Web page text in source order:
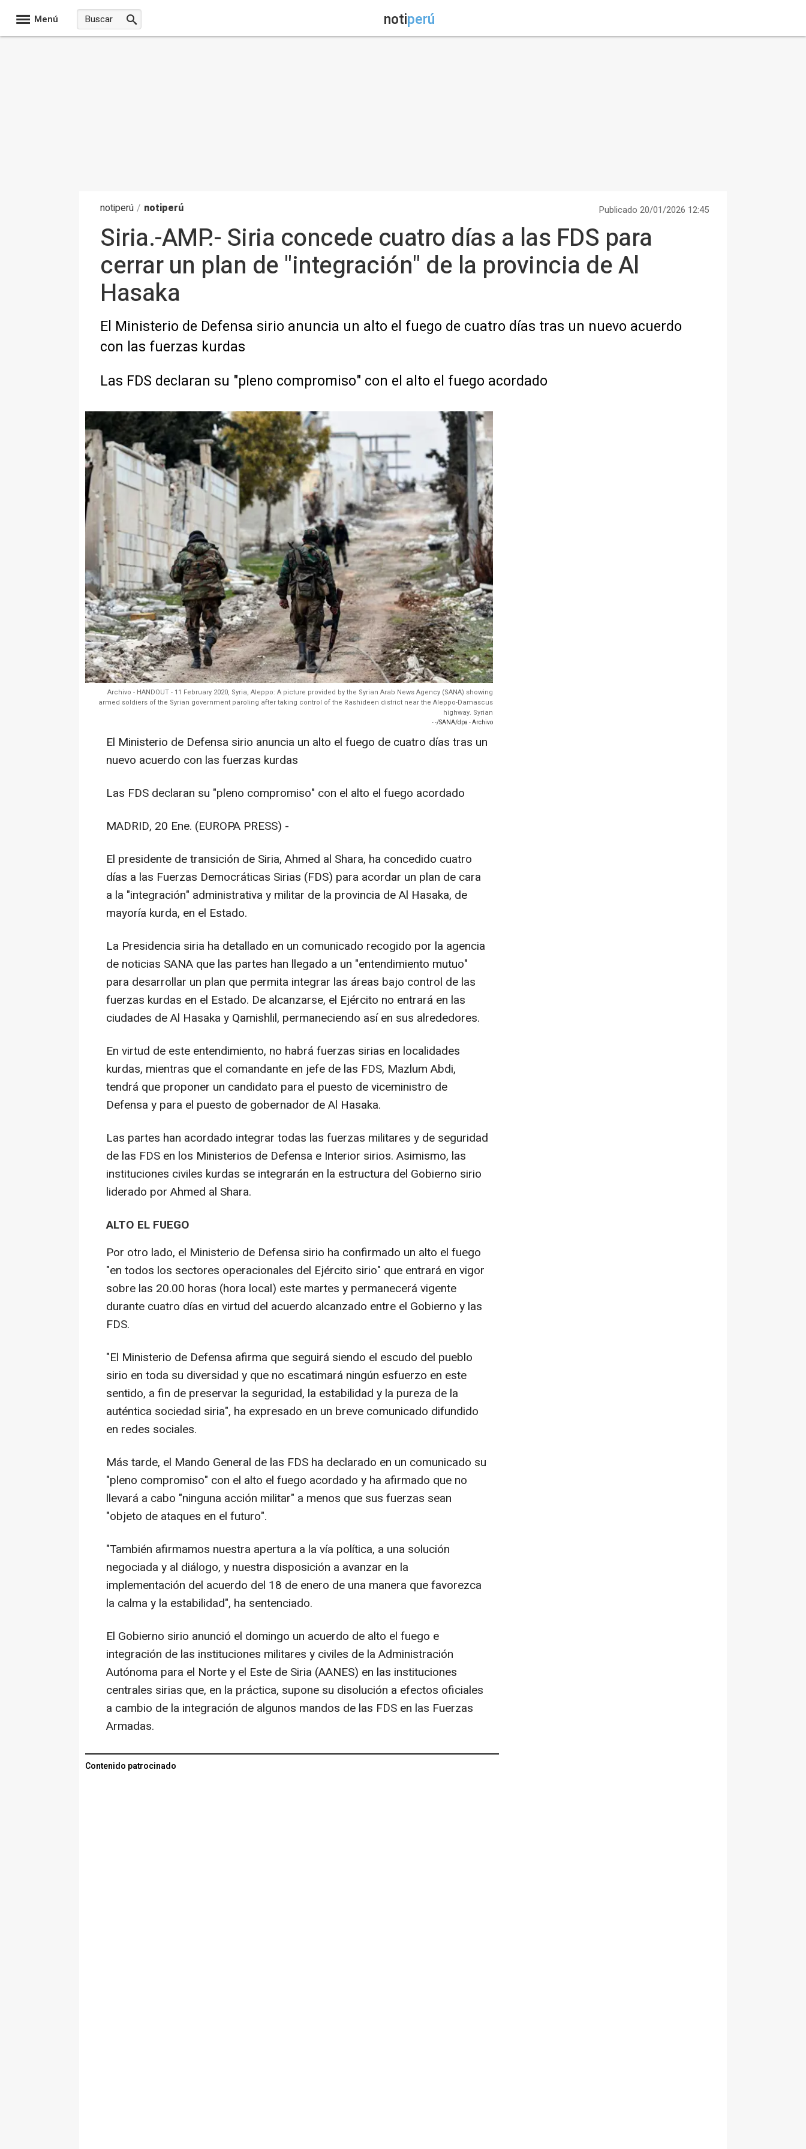
Menú notiperú
notiperú / notiperú Publicado 20/01/2026 12:45
Siria.-AMP.- Siria concede cuatro días a las FDS para
cerrar un plan de "integración" de la provincia de Al
Hasaka
El Ministerio de Defensa sirio anuncia un alto el fuego de cuatro días tras un nuevo acuerdo
con las fuerzas kurdas
Las FDS declaran su "pleno compromiso" con el alto el fuego acordado
Archivo - HANDOUT - 11 February 2020, Syria, Aleppo: A picture provided by the Syrian Arab News Agency (SANA) showing
armed soldiers of the Syrian government paroling after taking control of the Rashideen district near the Aleppo-Damascus
highway. Syrian
- -/SANA/dpa - Archivo
El Ministerio de Defensa sirio anuncia un alto el fuego de cuatro días tras un
nuevo acuerdo con las fuerzas kurdas
Las FDS declaran su "pleno compromiso" con el alto el fuego acordado
MADRID, 20 Ene. (EUROPA PRESS) -
El presidente de transición de Siria, Ahmed al Shara, ha concedido cuatro
días a las Fuerzas Democráticas Sirias (FDS) para acordar un plan de cara
a la "integración" administrativa y militar de la provincia de Al Hasaka, de
mayoría kurda, en el Estado.
La Presidencia siria ha detallado en un comunicado recogido por la agencia
de noticias SANA que las partes han llegado a un "entendimiento mutuo"
para desarrollar un plan que permita integrar las áreas bajo control de las
fuerzas kurdas en el Estado. De alcanzarse, el Ejército no entrará en las
ciudades de Al Hasaka y Qamishlil, permaneciendo así en sus alrededores.
En virtud de este entendimiento, no habrá fuerzas sirias en localidades
kurdas, mientras que el comandante en jefe de las FDS, Mazlum Abdi,
tendrá que proponer un candidato para el puesto de viceministro de
Defensa y para el puesto de gobernador de Al Hasaka.
Las partes han acordado integrar todas las fuerzas militares y de seguridad
de las FDS en los Ministerios de Defensa e Interior sirios. Asimismo, las
instituciones civiles kurdas se integrarán en la estructura del Gobierno sirio
liderado por Ahmed al Shara.
ALTO EL FUEGO
Por otro lado, el Ministerio de Defensa sirio ha confirmado un alto el fuego
"en todos los sectores operacionales del Ejército sirio" que entrará en vigor
sobre las 20.00 horas (hora local) este martes y permanecerá vigente
durante cuatro días en virtud del acuerdo alcanzado entre el Gobierno y las
FDS.
"El Ministerio de Defensa afirma que seguirá siendo el escudo del pueblo
sirio en toda su diversidad y que no escatimará ningún esfuerzo en este
sentido, a fin de preservar la seguridad, la estabilidad y la pureza de la
auténtica sociedad siria", ha expresado en un breve comunicado difundido
en redes sociales.
Más tarde, el Mando General de las FDS ha declarado en un comunicado su
"pleno compromiso" con el alto el fuego acordado y ha afirmado que no
llevará a cabo "ninguna acción militar" a menos que sus fuerzas sean
"objeto de ataques en el futuro".
"También afirmamos nuestra apertura a la vía política, a una solución
negociada y al diálogo, y nuestra disposición a avanzar en la
implementación del acuerdo del 18 de enero de una manera que favorezca
la calma y la estabilidad", ha sentenciado.
El Gobierno sirio anunció el domingo un acuerdo de alto el fuego e
integración de las instituciones militares y civiles de la Administración
Autónoma para el Norte y el Este de Siria (AANES) en las instituciones
centrales sirias que, en la práctica, supone su disolución a efectos oficiales
a cambio de la integración de algunos mandos de las FDS en las Fuerzas
Armadas.
Contenido patrocinado